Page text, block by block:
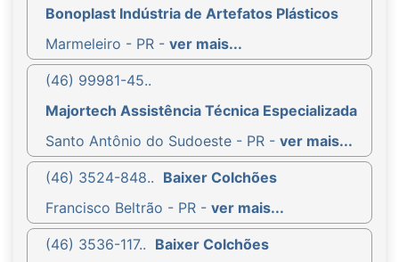
Bonoplast Indústria de Artefatos Plásticos
Marmeleiro - PR - ver mais...
(46) 99981-45..
Majortech Assistência Técnica Especializada
Santo Antônio do Sudoeste - PR - ver mais...
(46) 3524-848.. Baixer Colchões
Francisco Beltrão - PR - ver mais...
(46) 3536-117.. Baixer Colchões